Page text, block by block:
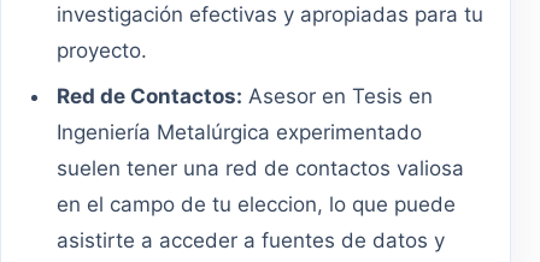
investigación efectivas y apropiadas para tu
proyecto.
Red de Contactos: Asesor en Tesis en
Ingeniería Metalúrgica experimentado
suelen tener una red de contactos valiosa
en el campo de tu eleccion, lo que puede
asistirte a acceder a fuentes de datos y